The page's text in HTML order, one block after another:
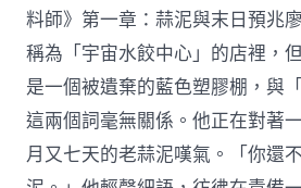
料師》第一章：蒜泥與末日預兆
稱為「宇宙水餃中心」的店裡，
是一個被遺棄的藍色塑膠棚，與
這兩個詞毫無關係。他正在對著
月又七天的老蒜泥嘆氣。「你還